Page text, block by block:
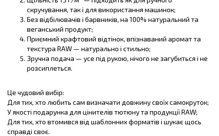
скручування, так і для використання машинок;
Без відбілювачів і барвників, на 100% натуральний та
веганський продукт;
Приємний крафтовий відтінок, впізнаваний аромат та
текстура RAW — натурально і стильно;
Зручна подача — усе під рукою, нічого не загубиться і не
розсиплеться.
Це чудовий вибір:
Для тих, хто любить сам визначати довжину своїх самокруток;
У якості подарунка для цінителів тютюну та продукції RAW;
Для тих, хто втомився від шаблонних форматів і шукає щось
справді своє.